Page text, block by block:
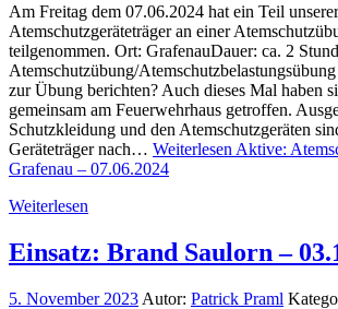
Am Freitag dem 07.06.2024 hat ein Teil unserer
Atemschutzgeräteträger an einer
teilgenommen. Ort: GrafenauDauer: ca. 2
Atemschutzübung/
zur Übung berichten? Auch dieses Mal haben
gemeinsam am Feuerwehrhaus getroffen.
Schutzkleidung und den Atemschutzgeräten
Geräteträger nach… Weiterlesen Aktive:
Grafenau – 07.06.2024
Weiterlesen
Einsatz: Brand Saulorn –
5. November 2023 Autor: Patrick Praml